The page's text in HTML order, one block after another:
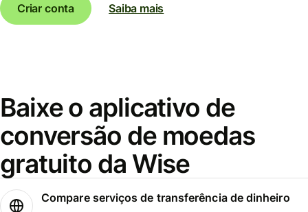
Criar conta
Saiba mais
Baixe o aplicativo de
conversão de moedas
gratuito da Wise
Compare serviços de transferência de dinheiro